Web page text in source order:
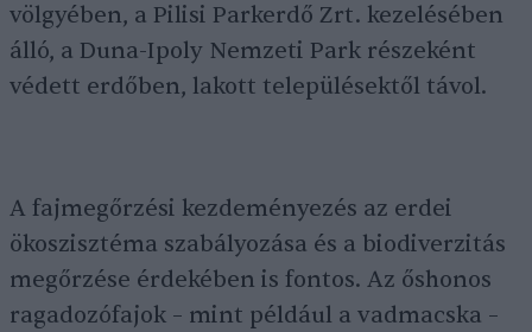
völgyében, a Pilisi Parkerdő Zrt. kezelésében
álló, a Duna-Ipoly Nemzeti Park részeként
védett erdőben, lakott településektől távol.
A fajmegőrzési kezdeményezés az erdei
ökoszisztéma szabályozása és a biodiverzitás
megőrzése érdekében is fontos. Az őshonos
ragadozófajok – mint például a vadmacska –